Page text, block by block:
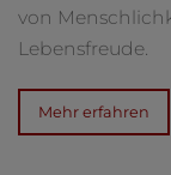
von
Lebensfreude.
Mehr erfahren